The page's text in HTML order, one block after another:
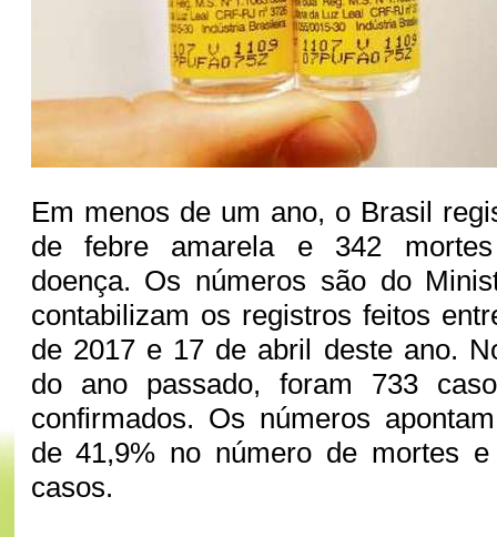
Em menos de um ano, o Brasil
de febre amarela e 342
doença. Os números são do
contabilizam os registros feitos
de 2017 e 17 de abril deste ano.
do ano passado, foram 733
confirmados. Os números
de 41,9% no número de mortes
casos.